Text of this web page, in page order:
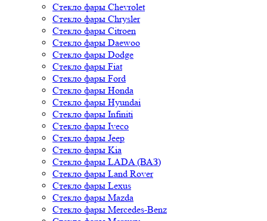
Стекло фары Chevrolet
Стекло фары Chrysler
Стекло фары Citroen
Стекло фары Daewoo
Стекло фары Dodge
Стекло фары Fiat
Стекло фары Ford
Стекло фары Honda
Стекло фары Hyundai
Стекло фары Infiniti
Стекло фары Iveco
Стекло фары Jeep
Стекло фары Kia
Стекло фары LADA (ВАЗ)
Стекло фары Land Rover
Стекло фары Lexus
Стекло фары Mazda
Стекло фары Mercedes-Benz